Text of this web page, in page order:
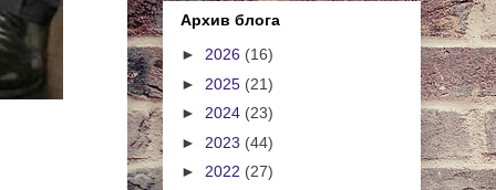
Архив блога
► 2026 (16)
► 2025 (21)
► 2024 (23)
► 2023 (44)
► 2022 (27)